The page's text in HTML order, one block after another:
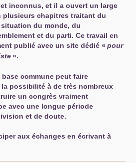
inconnus, et il a ouvert un large
plusieurs chapitres traitant du
du monde, du
et du parti. Ce travail en
publié avec un site dédié « pour
».
commune peut faire
la possibilité à de très nombreux
un congrès vraiment
avec une longue période
et de doute.
aux échanges en écrivant à